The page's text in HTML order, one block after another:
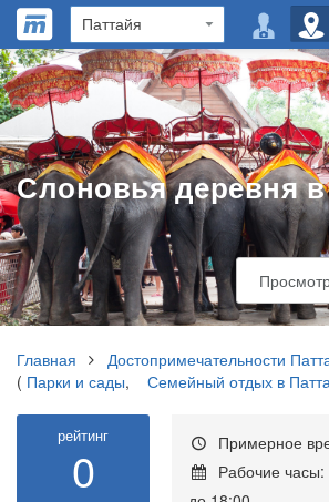
Слоновья деревня в
Главная
Достопримечательности
( Парки и сады, Семейный отдых в
рейтинг
0
Примерное
Рабочие